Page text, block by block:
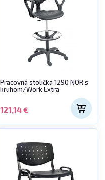
Pracovná stolička 1290 NOR s
kruhom/Work Extra
121,14 €